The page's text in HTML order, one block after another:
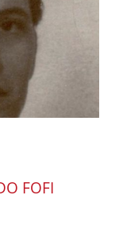
FOFI